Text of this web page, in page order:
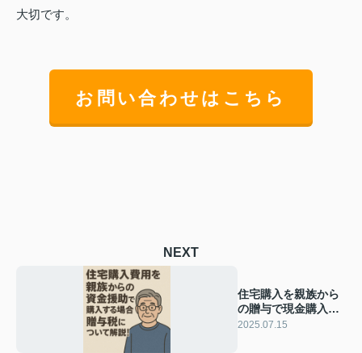
大切です。
お問い合わせはこちら
NEXT
住宅購入を親族から
の贈与で現金購入し
たい方へ！非課税制
2025.07.15